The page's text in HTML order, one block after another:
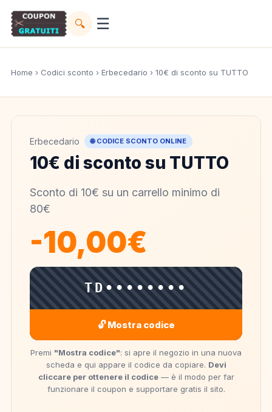
🔍 ☰
Home › Codici sconto › Erbecedario › 10€ di sconto su TUTTO
Erbecedario 🌐 CODICE SCONTO ONLINE
10€ di sconto su TUTTO
Sconto di 10€ su un carrello minimo di
80€
-10,00€
TD••••••••
🔓 Mostra codice
Premi "Mostra codice": si apre il negozio in una nuova
scheda e qui appare il codice da copiare. Devi
cliccare per ottenere il codice— è il modo per far
funzionare il coupon e supportare gratis il sito.